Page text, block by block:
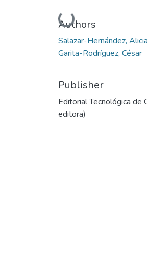
Loading...
Authors
Salazar-Hernández, Alicia
Garita-Rodríguez, César
Publisher
Editorial Tecnológica de
editora)